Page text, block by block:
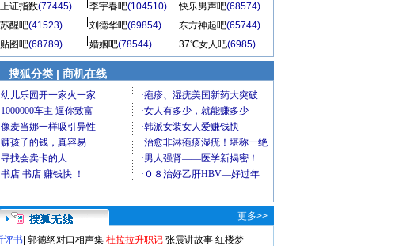
上证指数(77445) 李宇春吧(104510) 快乐男声吧(68574)
苏醒吧(41523) 刘德华吧(69854) 东方神起吧(65744)
贴图吧(68789) 婚姻吧(78544) 37℃女人吧(6985)
搜狐分类 | 商机在线
更多>>
评书 郭德纲对口相声集 杜拉拉升职记 张震讲故事 红楼梦